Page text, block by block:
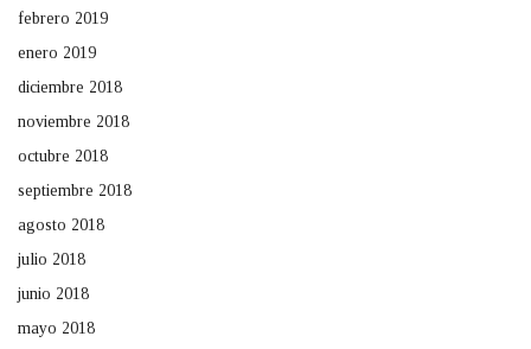
febrero 2019
enero 2019
diciembre 2018
noviembre 2018
octubre 2018
septiembre 2018
agosto 2018
julio 2018
junio 2018
mayo 2018